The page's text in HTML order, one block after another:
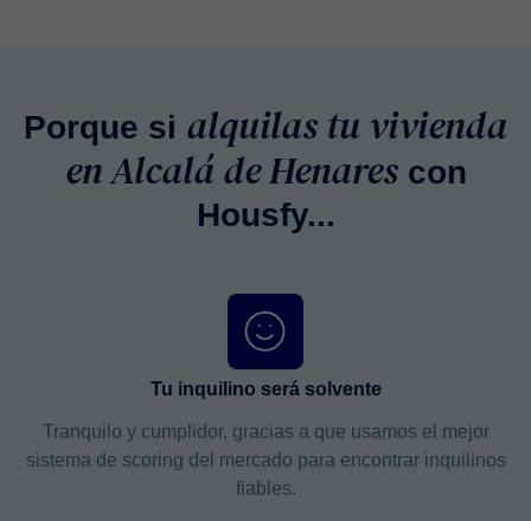
Porque si alquilas tu vivienda
en Alcalá de Henarescon
Housfy...
Tu inquilino será solvente
Tranquilo y cumplidor, gracias a que usamos el mejor
sistema de scoring del mercado para encontrar inquilinos
fiables.